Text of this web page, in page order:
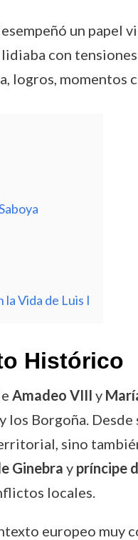
un
con
logros, momentos
Vida de Luis I
Histórico
Amadeo VIII y
los Borgoña.
sino
Ginebra y príncipe
locales.
europeo muy